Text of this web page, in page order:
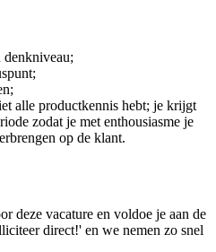
alle productkennis hebt; je krijgt
zodat je met enthousiasme je
op de klant.
deze vacature en voldoe je aan de
direct!' en we nemen zo snel